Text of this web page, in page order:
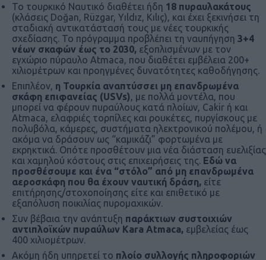
Το τουρκικό Nαυτικό διαθέτει ήδη 18 πυραυλακάτους
(κλάσεις Doğan, Rüzgar, Yıldız, Kılıç), και έχει ξεκινήσει τη
σταδιακή αντικατάστασή τους με νέες τουρκικής
σχεδίασης. Το πρόγραμμα προβλέπει τη ναυπήγηση 3+4
νέων σκαφών έως το 2030, εξοπλισμένων με τον
εγχώριο πύραυλο Atmaca, που διαθέτει εμβέλεια 200+
χιλιομέτρων και προηγμένες δυνατότητες καθοδήγησης.
Επιπλέον, η Τουρκία αναπτύσσει μη επανδρωμένα
σκάφη επιφανείας (USVs), με πολλά μοντέλα, που
μπορεί να φέρουν πυραύλους κατά πλοίων, Cakir ή και
Atmaca, ελαφριές τορπίλες και ρουκέτες, πυργίσκους με
πολυβόλα, κάμερες, συστήματα ηλεκτρονικού πολέμου, ή
ακόμα να δράσουν ως “καμικάζι” φορτωμένα με
εκρηκτικά. Οπότε προσθέτουν μια νέα διάσταση ευελιξίας
και χαμηλού κόστους στις επιχειρήσεις της. Εδώ να
προσθέσουμε και ένα “στόλο” από μη επανδρωμένα
αεροσκάφη που θα έχουν ναυτική δράση, είτε
επιτήρησης/στοχοποίησης είτε και επιθετικό με
εξαπόλυση ποικιλίας πυρομαχικών.
Συν βέβαια την ανάπτυξη παράκτιων συστοιχιών
αντιπλοϊκών πυραύλων Kara Atmaca, εμβελείας έως
400 χιλιομέτρων.
Ακόμη ήδη υπηρετεί το πλοίο συλλογής πληροφοριών